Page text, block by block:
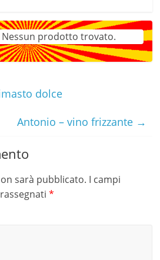
Nessun prodotto trovato.
dolce
Antonio – vino frizzante →
sarà pubblicato. I campi
*